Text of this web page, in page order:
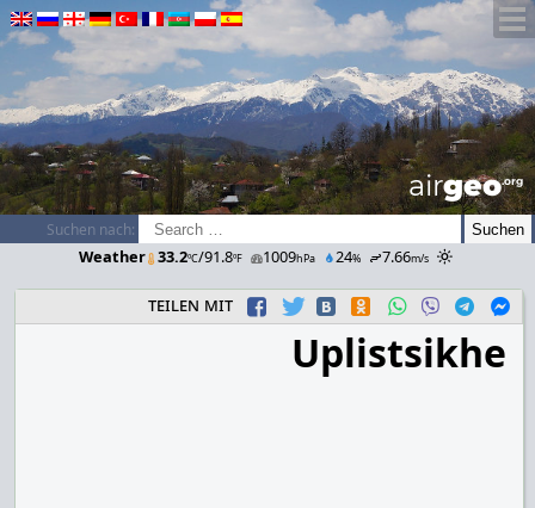
airGEO.oRg
Suchen nach:
Weather 33.2ºC/91.8ºF 1009hPa 24% 7.66m/s
teilen mit
Uplistsikhe